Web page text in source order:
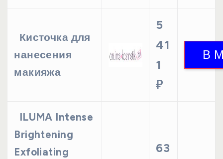
Кисточка для
нанесения
макияжа
5
41
1
₽
ILUMA Intense
Brightening
Exfoliating
63